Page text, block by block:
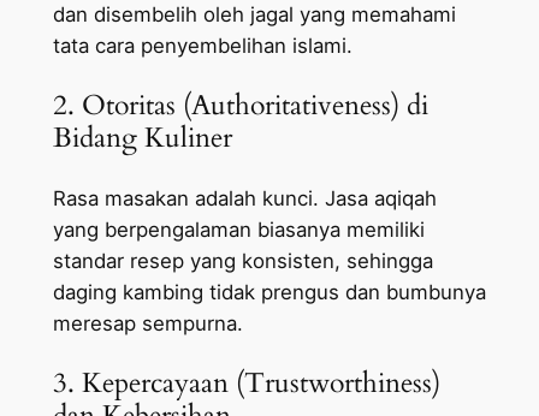
dan disembelih oleh jagal yang memahami
tata cara penyembelihan islami.
2. Otoritas (Authoritativeness) di
Bidang Kuliner
Rasa masakan adalah kunci. Jasa aqiqah
yang berpengalaman biasanya memiliki
standar resep yang konsisten, sehingga
daging kambing tidak prengus dan bumbunya
meresap sempurna.
3. Kepercayaan (Trustworthiness)